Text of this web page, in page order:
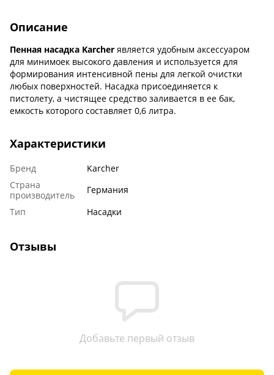
Описание
Пенная насадка Karcher является удобным аксессуаром
для минимоек высокого давления и используется для
формирования интенсивной пены для легкой очистки
любых поверхностей. Насадка присоединяется к
пистолету, а чистящее средство заливается в ее бак,
емкость которого составляет 0,6 литра.
Характеристики
Бренд
Karcher
Страна
производитель
Германия
Тип
Насадки
Отзывы
Добавьте первый отзыв